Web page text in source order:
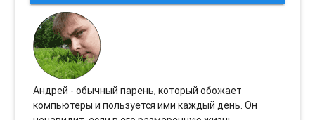
Андрей - обычный парень, который обожает
компьютеры и пользуется ими каждый день. Он